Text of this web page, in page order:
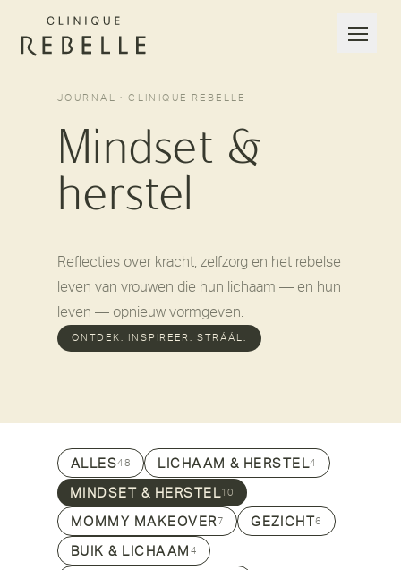
JOURNAL · CLINIQUE REBELLE
Mindset &
herstel
Reflecties over kracht, zelfzorg en het rebelse
leven van vrouwen die hun lichaam — en hun
leven — opnieuw vormgeven.
ONTDEK. INSPIREER. STRÁÁL.
ALLES48 LICHAAM & HERSTEL4
MINDSET & HERSTEL10
MOMMY MAKEOVER7 GEZICHT6
BUIK & LICHAAM 4